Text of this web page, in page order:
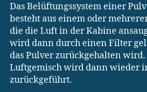
Das Belüftungssystem einer
besteht aus einem oder
die die Luft in der Kabine
wird dann durch einen Filter
das Pulver zurückgehalten
Luftgemisch wird dann wieder
zurückgeführt.